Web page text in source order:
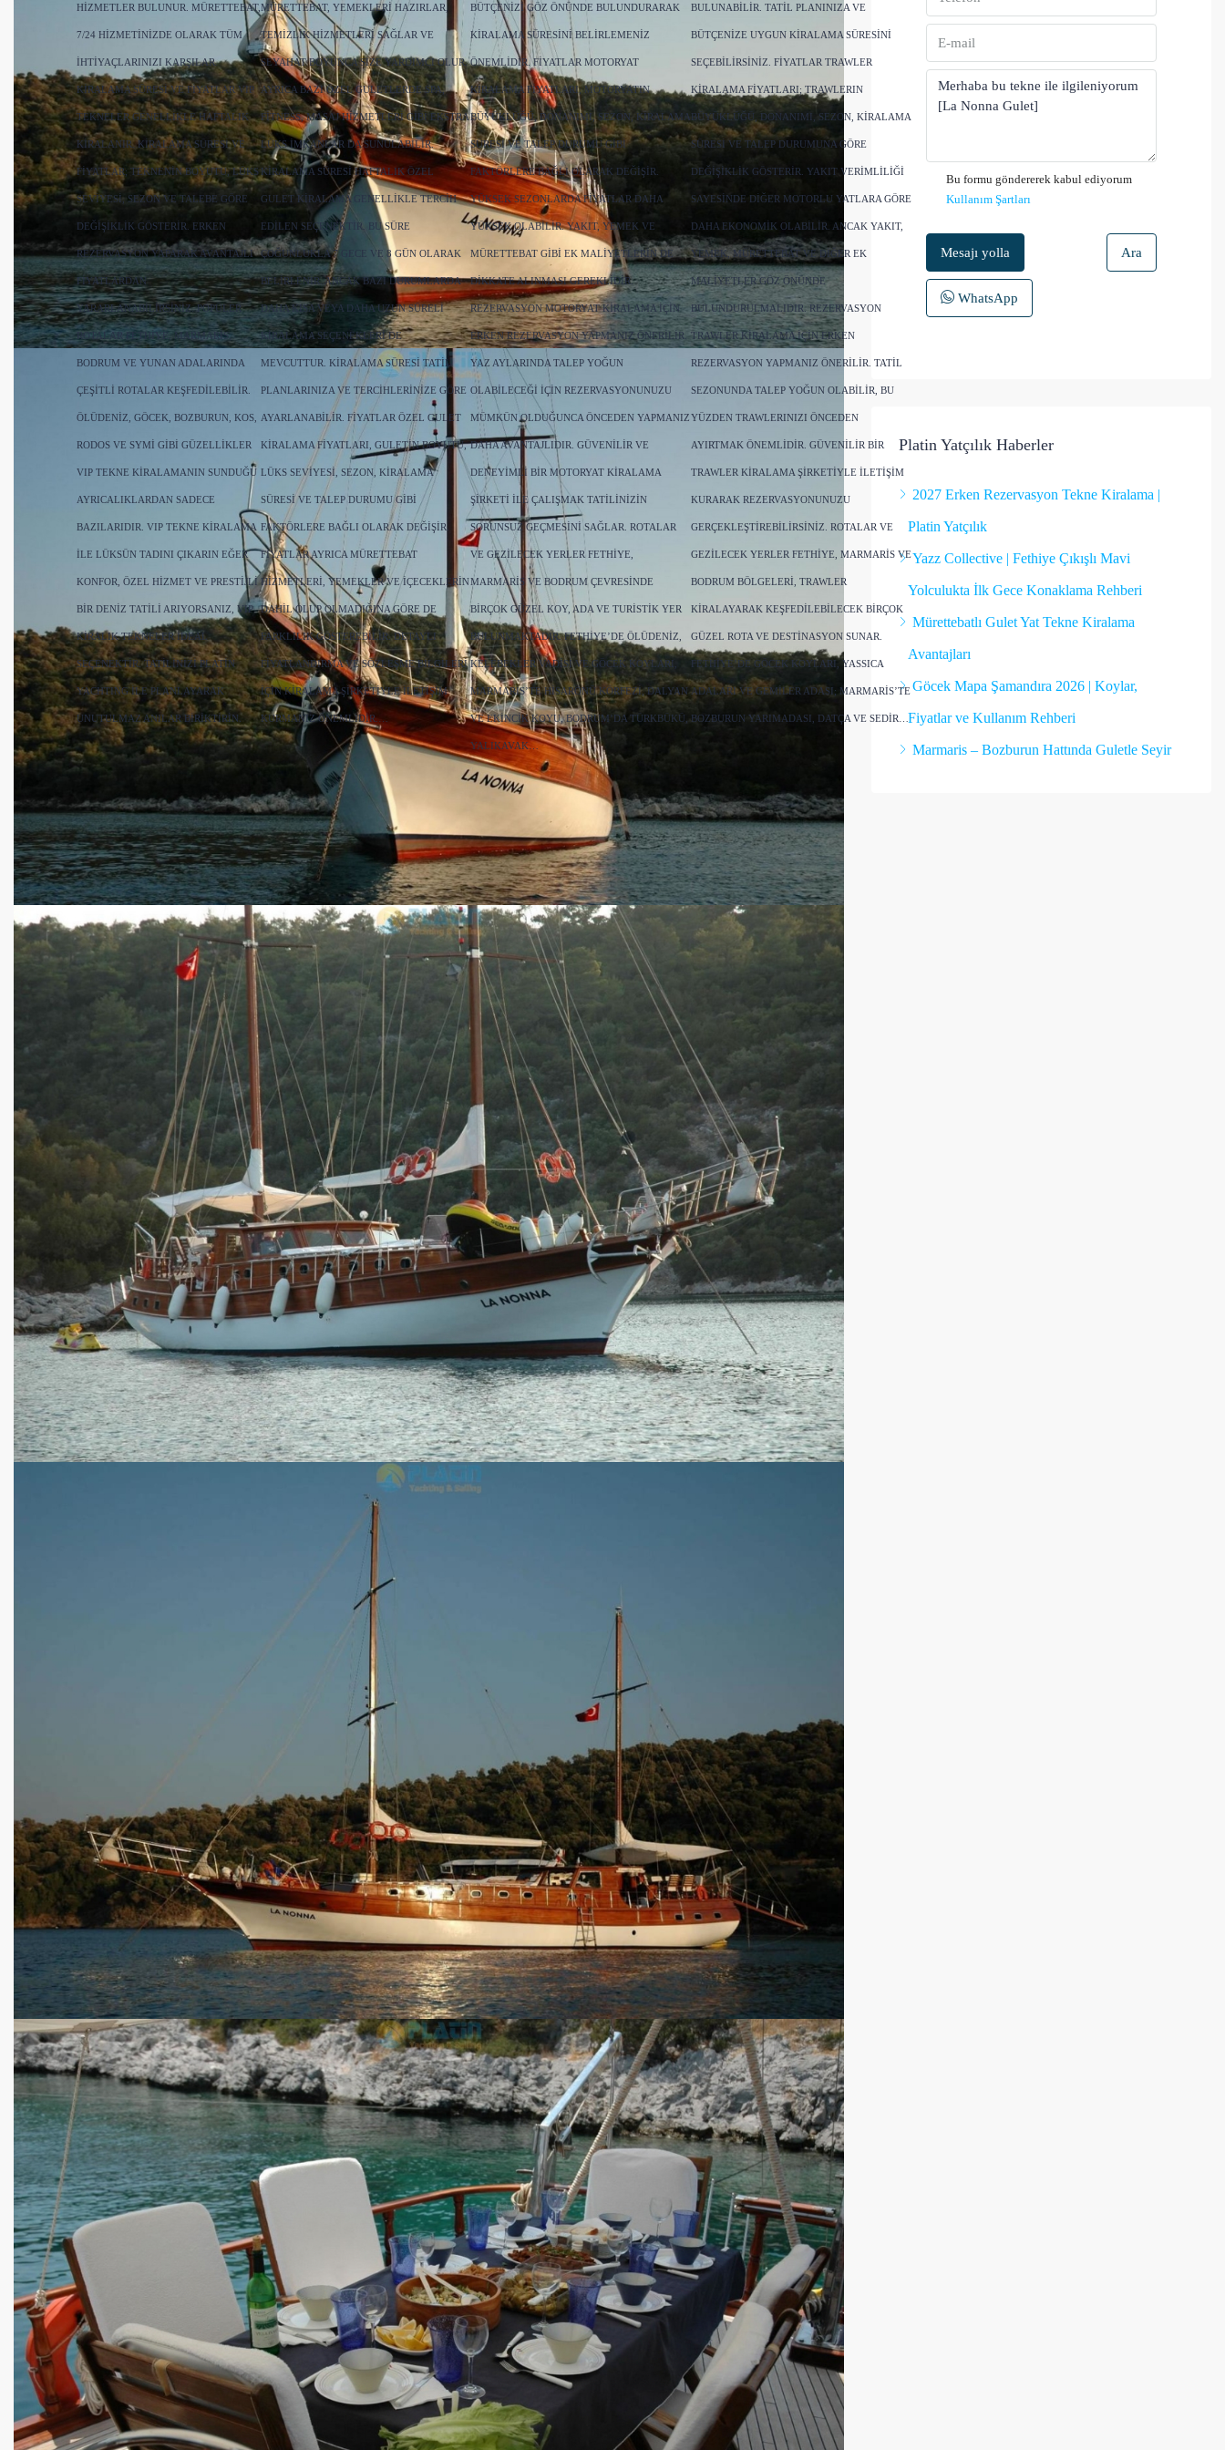
HIZMETLER BULUNUR. MÜRETTEBAT,
7/24 HIZMETINIZDE OLARAK TÜM
IHTIYAÇLARINIZI KARŞILAR.
KIRALAMA SÜRESI VE FIYATLAR VIP
TEKNELER GENELLIKLE HAFTALIK
KIRALANIR. KIRALAMA SÜRESI VE
FIYATLAR; TEKNENIN BOYUTU, LÜKS
SEVIYESI, SEZON VE TALEBE GÖRE
DEĞIŞIKLIK GÖSTERIR. ERKEN
REZERVASYON YAPARAK AVANTAJLI
FIYATLARDAN
YARARLANABILIRSINIZ. POPÜLER
ROTALAR FETHIYE, MARMARIS,
BODRUM VE YUNAN ADALARINDA
ÇEŞITLI ROTALAR KEŞFEDILEBILIR.
ÖLÜDENIZ, GÖCEK, BOZBURUN, KOS,
RODOS VE SYMI GIBI GÜZELLIKLER
VIP TEKNE KIRALAMANIN SUNDUĞU
AYRICALIKLARDAN SADECE
BAZILARIDIR. VIP TEKNE KIRALAMA
ILE LÜKSÜN TADINI ÇIKARIN EĞER
KONFOR, ÖZEL HIZMET VE PRESTIJLI
BIR DENIZ TATILI ARIYORSANIZ, VIP
KIRALIK TEKNELER IDEAL
SEÇENEKTIR. TATILINIZI PLATİN
YACHTING ILE PLANLAYARAK
UNUTULMAZ ANILAR BIRIKTIRIN.
MÜRETTEBAT, YEMEKLERI HAZIRLAR,
TEMIZLIK HIZMETLERI SAĞLAR VE
SEYAHAT BOYUNCA SIZE YARDIMCI OLUR.
AYRICA BAZI ÖZEL GULETLERDE SPA,
FITNESS, MASAJ HIZMETLERI GIBI EKSTRA
LÜKS IMKANLAR DA SUNULABILIR.
KIRALAMA SÜRESI HAFTALIK ÖZEL
GULET KIRALAMA GENELLIKLE TERCIH
EDILEN SEÇENEKTIR. BU SÜRE
ÇOĞUNLUKLA 7 GECE VE 8 GÜN OLARAK
BELIRLENIR. ANCAK BAZI DURUMLARDA
DAHA KISA VEYA DAHA UZUN SÜRELI
KIRALAMA SEÇENEKLERI DE
MEVCUTTUR. KIRALAMA SÜRESI TATIL
PLANLARINIZA VE TERCIHLERINIZE GÖRE
AYARLANABILIR. FIYATLAR ÖZEL GULET
KIRALAMA FIYATLARI, GULETIN BOYUTU,
LÜKS SEVIYESI, SEZON, KIRALAMA
SÜRESI VE TALEP DURUMU GIBI
FAKTÖRLERE BAĞLI OLARAK DEĞIŞIR.
FIYATLAR AYRICA MÜRETTEBAT
HIZMETLERI, YEMEKLER VE IÇECEKLERIN
DAHIL OLUP OLMADIĞINA GÖRE DE
FARKLILIK GÖSTEREBILIR. DETAYLI
FIYATLANDIRMA VE SÖZLEŞME BILGILERI
IÇIN KIRALAMA ŞIRKETIYLE ILETIŞIM
KURMANIZ ÖNEMLIDIR.…
BÜTÇENIZI GÖZ ÖNÜNDE BULUNDURARAK
KIRALAMA SÜRESINI BELIRLEMENIZ
ÖNEMLIDIR. FIYATLAR MOTORYAT
KIRALAMA FIYATLARI; MOTORYATIN
BÜYÜKLÜĞÜ, DONANIMI, SEZON, KIRALAMA
SÜRESI VE TALEP DURUMU GIBI
FAKTÖRLERE BAĞLI OLARAK DEĞIŞIR.
YÜKSEK SEZONLARDA FIYATLAR DAHA
YÜKSEK OLABILIR. YAKIT, YEMEK VE
MÜRETTEBAT GIBI EK MALIYETLERIN DE
DIKKATE ALINMASI GEREKLIDIR.
REZERVASYON MOTORYAT KIRALAMA IÇIN
ERKEN REZERVASYON YAPMANIZ ÖNERILIR.
YAZ AYLARINDA TALEP YOĞUN
OLABILECEĞI IÇIN REZERVASYONUNUZU
MÜMKÜN OLDUĞUNCA ÖNCEDEN YAPMANIZ
DAHA AVANTAJLIDIR. GÜVENILIR VE
DENEYIMLI BIR MOTORYAT KIRALAMA
ŞIRKETI ILE ÇALIŞMAK TATILINIZIN
SORUNSUZ GEÇMESINI SAĞLAR. ROTALAR
VE GEZILECEK YERLER FETHIYE,
MARMARIS VE BODRUM ÇEVRESINDE
BIRÇOK GÜZEL KOY, ADA VE TURISTIK YER
BULUNMAKTADIR. FETHIYE’DE ÖLÜDENIZ,
KELEBEKLER VADISI VE GÖCEK KOYLARI,
MARMARIS’TE HISARÖNÜ KÖRFEZI, DALYAN
VE EKINCIK KOYU, BODRUM’DA TÜRKBÜKÜ,
YALIKAVAK…
BULUNABILIR. TATIL PLANINIZA VE
BÜTÇENIZE UYGUN KIRALAMA SÜRESINI
SEÇEBILIRSINIZ. FIYATLAR TRAWLER
KIRALAMA FIYATLARI; TRAWLERIN
BÜYÜKLÜĞÜ, DONANIMI, SEZON, KIRALAMA
SÜRESI VE TALEP DURUMUNA GÖRE
DEĞIŞIKLIK GÖSTERIR. YAKIT VERIMLILIĞI
SAYESINDE DIĞER MOTORLU YATLARA GÖRE
DAHA EKONOMIK OLABILIR. ANCAK YAKIT,
YEMEK, MÜRETTEBAT VE DIĞER EK
MALIYETLER GÖZ ÖNÜNDE
BULUNDURULMALIDIR. REZERVASYON
TRAWLER KIRALAMA IÇIN ERKEN
REZERVASYON YAPMANIZ ÖNERILIR. TATIL
SEZONUNDA TALEP YOĞUN OLABILIR, BU
YÜZDEN TRAWLERINIZI ÖNCEDEN
AYIRTMAK ÖNEMLIDIR. GÜVENILIR BIR
TRAWLER KIRALAMA ŞIRKETIYLE ILETIŞIM
KURARAK REZERVASYONUNUZU
GERÇEKLEŞTIREBILIRSINIZ. ROTALAR VE
GEZILECEK YERLER FETHIYE, MARMARIS VE
BODRUM BÖLGELERI, TRAWLER
KIRALAYARAK KEŞFEDILEBILECEK BIRÇOK
GÜZEL ROTA VE DESTINASYON SUNAR.
FETHIYE’DE GÖCEK KOYLARI, YASSICA
ADALARI VE GEMILER ADASI; MARMARIS’TE
BOZBURUN YARIMADASI, DATÇA VE SEDIR…
Bu formu göndererek kabul ediyorum
Kullanım Şartları
Mesajı yolla Ara
WhatsApp
Platin Yatçılık Haberler
2027 Erken Rezervasyon Tekne Kiralama |
Platin Yatçılık
Yazz Collective | Fethiye Çıkışlı Mavi
Yolculukta İlk Gece Konaklama Rehberi
Mürettebatlı Gulet Yat Tekne Kiralama
Avantajları
Göcek Mapa Şamandıra 2026 | Koylar,
Fiyatlar ve Kullanım Rehberi
Marmaris – Bozburun Hattında Guletle Seyir